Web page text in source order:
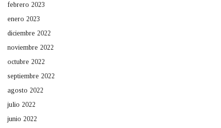
febrero 2023
enero 2023
diciembre 2022
noviembre 2022
octubre 2022
septiembre 2022
agosto 2022
julio 2022
junio 2022